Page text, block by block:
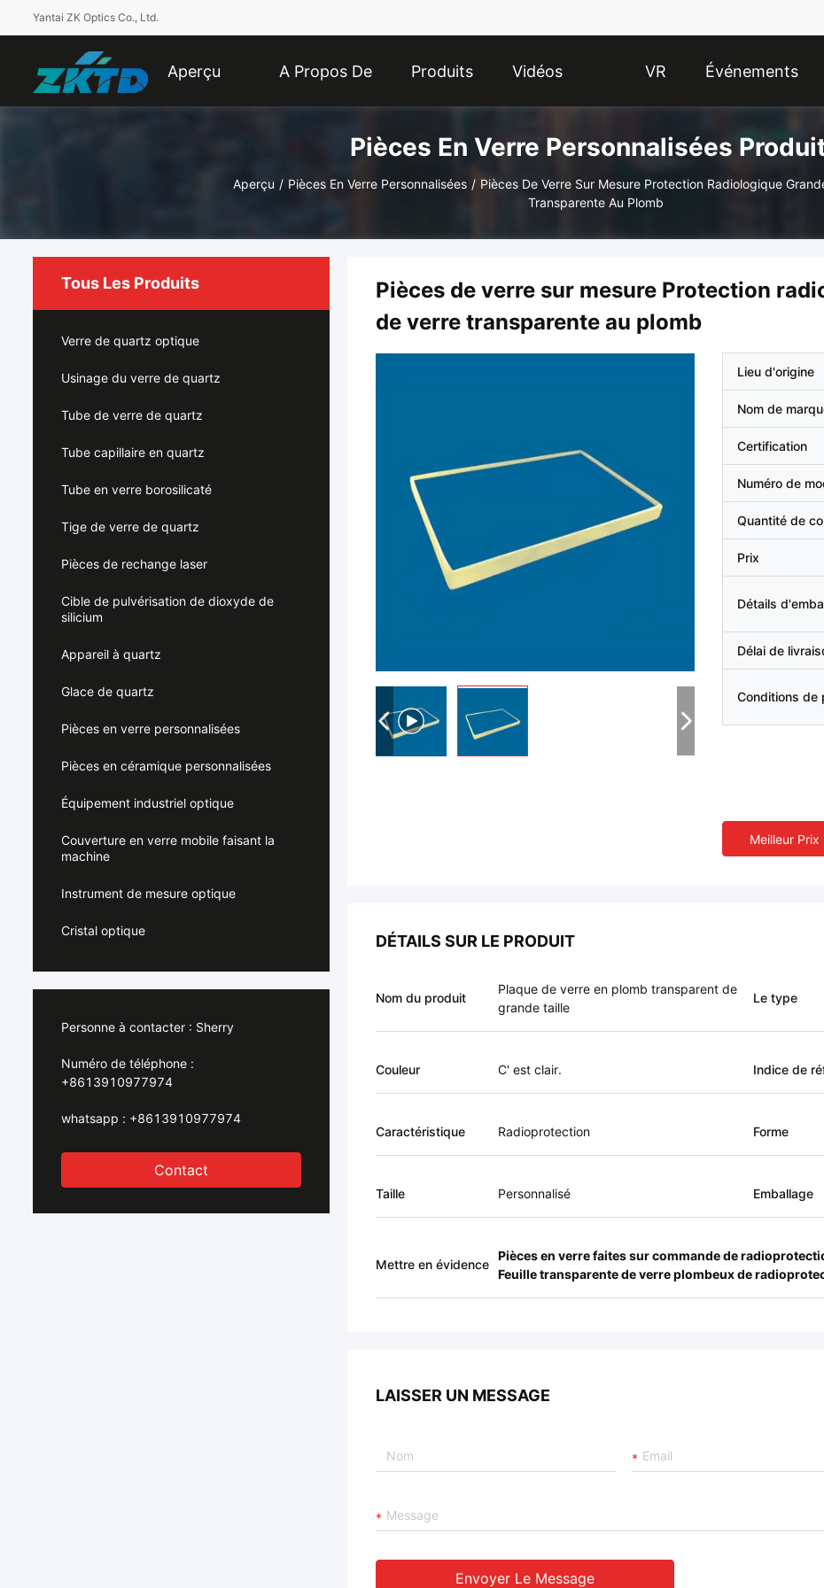
Yantai ZK Optics Co., Ltd.
Aperçu A Propos De
Nous
Produits Vidéos VR
Show
Événements
Pièces En Verre Personnalisées
Aperçu / Pièces En Verre Personnalisées / Pièces De Verre Sur Mesure Protection Radiologique
Transparente Au Plomb
Tous Les Produits
Verre de quartz optique
Usinage du verre de quartz
Tube de verre de quartz
Tube capillaire en quartz
Tube en verre borosilicaté
Tige de verre de quartz
Pièces de rechange laser
Cible de pulvérisation de dioxyde de
silicium
Appareil à quartz
Glace de quartz
Pièces en verre personnalisées
Pièces en céramique personnalisées
Équipement industriel optique
Couverture en verre mobile faisant la
machine
Instrument de mesure optique
Cristal optique
Personne à contacter : Sherry
Numéro de téléphone :
+8613910977974
whatsapp : +8613910977974
Contact
Pièces de verre sur mesure Protection
de verre transparente au plomb
Lieu d'origine
Nom de
Certification
Numéro de
Quantité de
Prix
Détails
Délai de
Conditions de
Meilleur Prix
DÉTAILS SUR LE PRODUIT
Nom du produit
Plaque de verre en plomb transparent de
grande taille
Le type
Couleur C' est clair. Indice de
Caractéristique Radioprotection Forme
Taille Personnalisé Emballage
Mettre en évidence
Pièces en verre faites sur commande de
Feuille transparente de verre plombeux de
LAISSER UN MESSAGE
Envoyer Le Message